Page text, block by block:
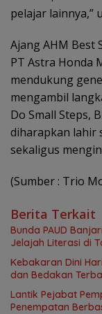
pelajar lainnya,”
Ajang AHM Best
PT Astra Honda
mendukung
mengambil
Do Small Steps,
diharapkan lahir
sekaligus
(Sumber : Trio
Berita Terkait
Bunda PAUD
Jelajah Literasi di
Kebakaran Dini
dan Bedakan
Lantik Pejabat
Penempatan